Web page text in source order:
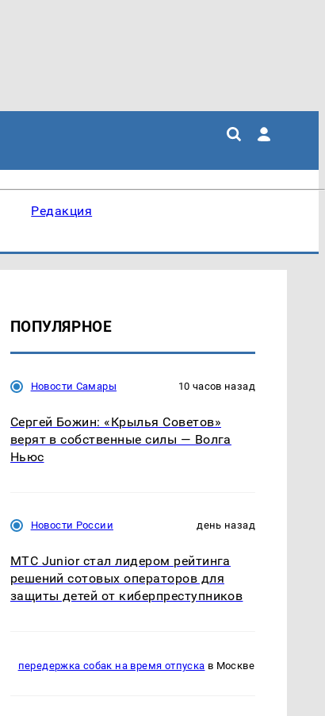
Редакция
ПОПУЛЯРНОЕ
Новости Самары 10 часов назад
Сергей Божин: «Крылья Советов»
верят в собственные силы — Волга
Ньюс
Новости России день назад
МТС Junior стал лидером рейтинга
решений сотовых операторов для
защиты детей от киберпреступников
передержка собак на время отпуска в Москве